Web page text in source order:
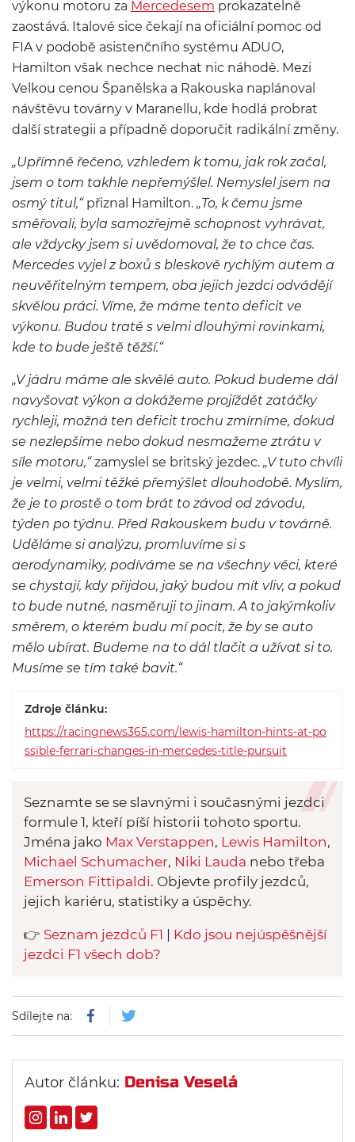
výkonu motoru za Mercedesem prokazatelně
zaostává. Italové sice čekají na oficiální pomoc od
FIA v podobě asistenčního systému ADUO,
Hamilton však nechce nechat nic náhodě. Mezi
Velkou cenou Španělska a Rakouska naplánoval
návštěvu továrny v Maranellu, kde hodlá probrat
další strategii a případně doporučit radikální změny.
„Upřímně řečeno, vzhledem k tomu, jak rok začal,
jsem o tom takhle nepřemýšlel. Nemyslel jsem na
osmý titul,“přiznal Hamilton. „To, k čemu jsme
směřovali, byla samozřejmě schopnost vyhrávat,
ale vždycky jsem si uvědomoval, že to chce čas.
Mercedes vyjel z boxů s bleskově rychlým autem a
neuvěřitelným tempem, oba jejich jezdci odvádějí
skvělou práci. Víme, že máme tento deficit ve
výkonu. Budou tratě s velmi dlouhými rovinkami,
kde to bude ještě těžší.“
„V jádru máme ale skvělé auto. Pokud budeme dál
navyšovat výkon a dokážeme projíždět zatáčky
rychleji, možná ten deficit trochu zmírníme, dokud
se nezlepšíme nebo dokud nesmažeme ztrátu v
síle motoru,“zamyslel se britský jezdec. „V tuto chvíli
je velmi, velmi těžké přemýšlet dlouhodobě. Myslím,
že je to prostě o tom brát to závod od závodu,
týden po týdnu. Před Rakouskem budu v továrně.
Uděláme si analýzu, promluvíme si s
aerodynamiky, podíváme se na všechny věci, které
se chystají, kdy přijdou, jaký budou mít vliv, a pokud
to bude nutné, nasměruji to jinam. A to jakýmkoliv
směrem, o kterém budu mí pocit, že by se auto
mělo ubírat. Budeme na to dál tlačit a užívat si to.
Musíme se tím také bavit.“
Zdroje článku:
https://racingnews365.com/lewis-hamilton-hints-at-po
ssible-ferrari-changes-in-mercedes-title-pursuit
Seznamte se se slavnými i současnými jezdci
formule 1, kteří píší historii tohoto sportu.
Jména jako Max Verstappen, Lewis Hamilton,
Michael Schumacher, Niki Lauda nebo třeba
Emerson Fittipaldi. Objevte profily jezdců,
jejich kariéru, statistiky a úspěchy.
👉 Seznam jezdců F1
Kdo jsou nejúspěšnější
jezdci F1 všech dob?
Sdílejte na:
Autor článku: Denisa Veselá